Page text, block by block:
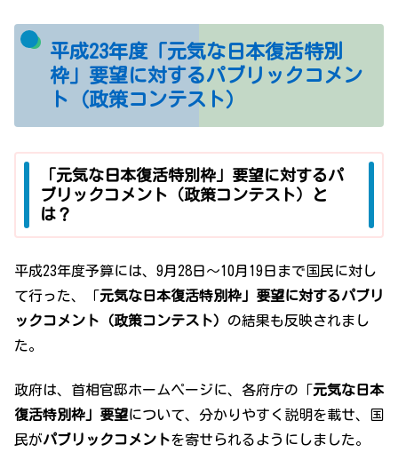
平成23年度「元気な日本復活特別
枠」要望に対するパブリックコメン
ト（政策コンテスト）
「元気な日本復活特別枠」要望に対するパ
ブリックコメント（政策コンテスト）と
は？
平成23年度予算には、9月28日～10月19日まで国民に対し
て行った、「元気な日本復活特別枠」要望に対するパブリ
ックコメント（政策コンテスト） の結果も反映されまし
た。
政府は、首相官邸ホームページに、各府庁の「元気な日本
復活特別枠」要望について、分かりやすく説明を載せ、国
民がパブリックコメントを寄せられるようにしました。